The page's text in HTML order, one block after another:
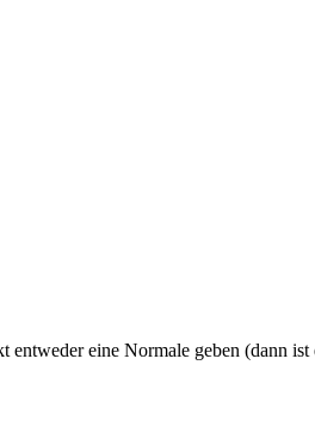
entweder eine Normale geben